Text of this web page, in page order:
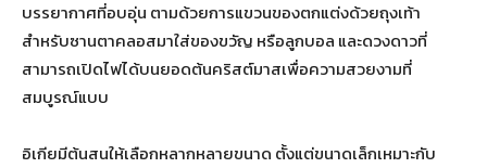
บรรยากาศที่อบอุ่น ตามด้วยการแขวนของตกแต่งด้วยถุงเท้า
สำหรับซานตาคลอสมาใส่ของขวัญ หรือลูกบอล และดวงดาวที่
สามารถเปิดไฟได้บนยอดต้นคริสต์มาสเพื่อความสวยงามที่
สมบูรณ์แบบ
อิเกียมีต้นสนให้เลือกหลากหลายขนาด ตั้งแต่ขนาดเล็กเหมาะกับ